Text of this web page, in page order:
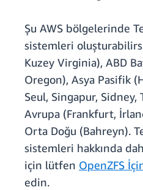
Şu AWS bölgelerinde
sistemleri
Kuzey Virginia), ABD
Oregon), Asya Pasifik
Seul, Singapur, Sidney,
Avrupa (Frankfurt,
Orta Doğu (Bahreyn).
sistemleri hakkında
için lütfen OpenZFS
edin.